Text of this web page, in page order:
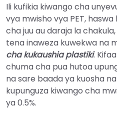
Ili kufikia kiwango cha
vya mwisho vya PET,
cha juu au daraja la
tena inaweza kuwekwa na
cha kukaushia plastiki.
chuma cha pua hutoa
na sare baada ya kuosha
kupunguza kiwango cha
ya 0.5%.